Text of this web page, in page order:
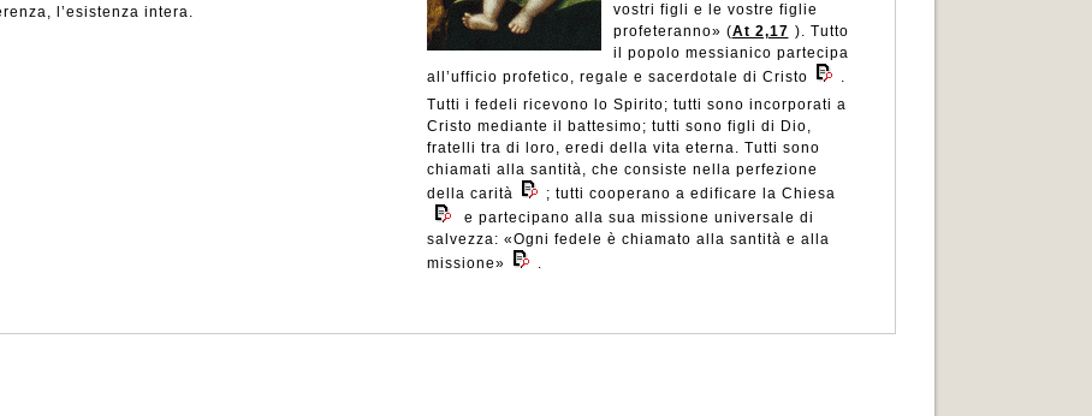
l’esistenza intera.
vostri figli e le vostre figlie
profeteranno» (At 2,17 ). Tutto
il popolo messianico partecipa
all’ufficio profetico, regale e sacerdotale di Cristo
.
Tutti i fedeli ricevono lo Spirito; tutti sono incorporati a
Cristo mediante il battesimo; tutti sono figli di Dio,
fratelli tra di loro, eredi della vita eterna. Tutti sono
chiamati alla santità, che consiste nella perfezione
della carità
; tutti cooperano a edificare la Chiesa
e partecipano alla sua missione universale di
salvezza: «Ogni fedele è chiamato alla santità e alla
missione»
.